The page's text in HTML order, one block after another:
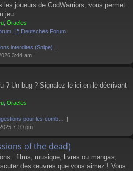
les joueurs de GodWarriors, vous permet
jeu.
Oracles
,
Deutsches Forum
interdites (Snipe)
3:44 am
? Un bug ? Signalez-le ici en le décrivant
Oracles
pour les comb…
7:10 pm
of the dead)
: films, musique, livres ou mangas,
des œuvres que vous aimez ! Vous